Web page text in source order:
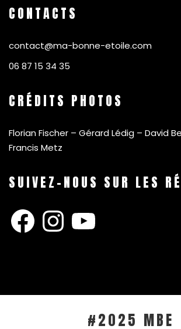
CONTACTS
contact@ma-bonne-etoile.com
06 87 15 34 35
CRÉDITS PHOTOS
Florian Fischer – Gérard Lédig – David
Francis Metz
SUIVEZ-NOUS SUR LES
FacebookInstagramYouTube
#2025 MBE